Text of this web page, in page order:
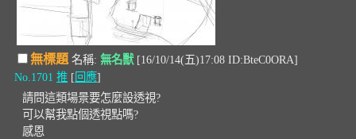
無標題 名稱: 無名獸[16/10/14(五)17:08 ID:BteC0ORA]
No.1701 推 [ 回應]
請問這類場景要怎麼設透視?
可以幫我點個透視點嗎?
感恩